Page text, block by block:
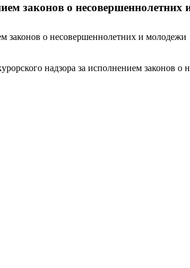
законов о несовершеннолетних
законов о несовершеннолетних и молодежи
надзора за исполнением законов о